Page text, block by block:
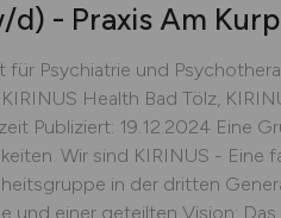
d) - Praxis Am
für Psychiatrie und
Health Bad Tölz,
Publiziert: 19.12.2024 Eine
Wir sind KIRINUS - Eine
in der dritten
und einer geteilten Vision: